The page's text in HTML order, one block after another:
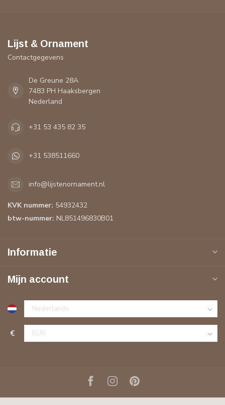
Lijst & Ornament
Contactgegevens
De Greune 28A
7483 PH Haaksbergen
Nederland
+31 53 435 82 35
+31 538511660
info@lijstenornament.nl
KVK nummer: 54932432
btw-nummer: NL851496830B01
Informatie
Mijn account
€